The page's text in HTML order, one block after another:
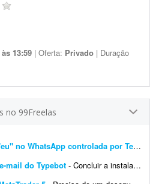
13:59 | Oferta: Privado | Duração
no 99Freelas
Macro para responder "eu" no WhatsApp controlada por Telegram
mail do Typebot - Concluir a instalação de e-mail do Typebot. Configurar SMTP, validar o envio de mensagens e integrar a funcionalidade com a instância atual. Entregar documentação ...